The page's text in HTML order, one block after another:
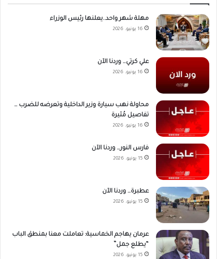
مهلة شهر واحد..يعلنها رئيس الوزراء
16 يونيو، 2026
علي كرتي… وردنا الآن
16 يونيو، 2026
محاولة نهب سيارة وزير الداخلية وتعرضه للضرب …
تفاصيل مُثيرة
16 يونيو، 2026
فارس النور… وردنا الآن
15 يونيو، 2026
عطبرة… وردنا الآن
15 يونيو، 2026
عرمان يهاجم الخماسية: تعاملت معنا بمنطق الباب
“يطلع جمل”
15 يونيو، 2026